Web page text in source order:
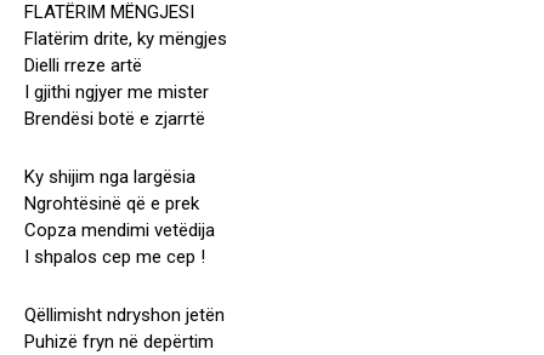
FLATËRIM MËNGJESI
Flatërim drite, ky mëngjes
Dielli rreze artë
I gjithi ngjyer me mister
Brendësi botë e zjarrtë
Ky shijim nga largësia
Ngrohtësinë që e prek
Copza mendimi vetëdija
I shpalos cep me cep !
Qëllimisht ndryshon jetën
Puhizë fryn në depërtim